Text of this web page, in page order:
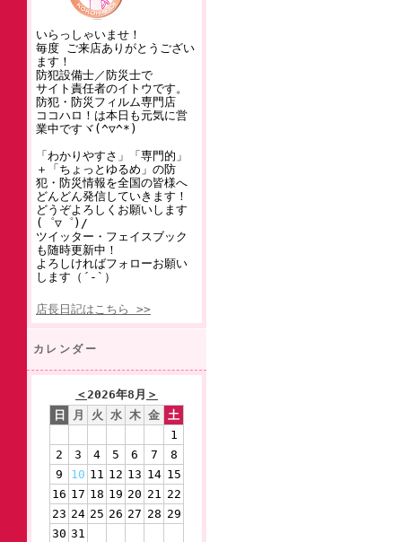
いらっしゃいませ！
毎度 ご来店ありがとうござい
ます！
防犯設備士／防災士で
サイト責任者のイトウです。
防犯・防災フィルム専門店
ココハロ！は本日も元気に営
業中ですヾ(^▽^*)
「わかりやすさ」「専門的」
＋「ちょっとゆるめ」の防
犯・防災情報を全国の皆様へ
どんどん発信していきます！
どうぞよろしくお願いします
(゜▽゜)/
ツイッター・フェイスブック
も随時更新中！
よろしければフォローお願い
します（´-`）
店長日記はこちら >>
カレンダー
＜2026年8月 ＞
日
月 火 水 木 金 土
1
2
3 4 5 6 7
8
9
10 11 12 13 14 15
16 17 18 19 20 21 22
23 24 25 26 27 28 29
30 31